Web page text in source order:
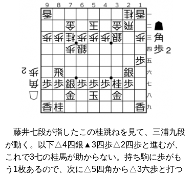
藤井七段が指したこの桂跳ねを見て、三浦九段
が動く。以下△4四銀▲3四歩△2四歩と進むが、
これで3七の桂馬が助からない。持ち駒に歩がも
う1枚あるので、次に△5四角から△3六歩と打つ